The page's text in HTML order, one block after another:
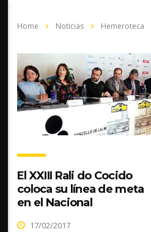
Home Noticias Hemeroteca
El XXIII Rali do Cocido
coloca su línea de meta
en el Nacional
17/02/2017